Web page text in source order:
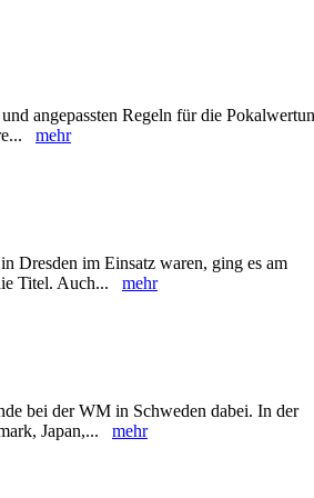
angepassten Regeln für die
mehr
Dresden im Einsatz waren, ging es am
Titel. Auch... mehr
bei der WM in Schweden dabei. In der
Japan,... mehr